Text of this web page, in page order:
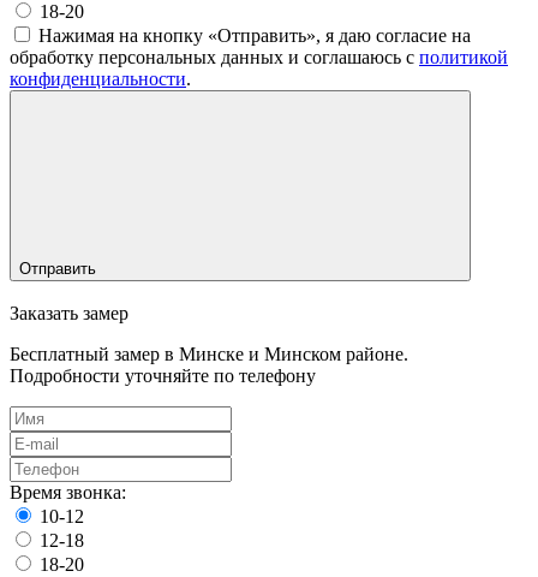
18-20
Нажимая на кнопку «Отправить», я даю согласие на
обработку персональных данных и соглашаюсь c политикой
конфиденциальности.
Отправить
Заказать замер
Бесплатный замер в Минске и Минском районе.
Подробности уточняйте по телефону
Время звонка:
10-12
12-18
18-20